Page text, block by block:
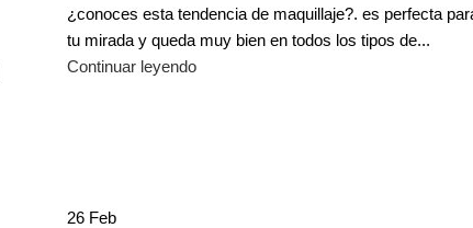
¿conoces esta tendencia de maquillaje?. es perfecta
tu mirada y queda muy bien en todos los tipos de...
Continuar leyendo
26 Feb